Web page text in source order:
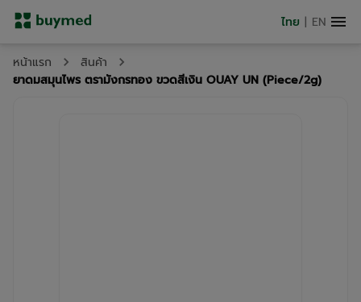
ไทย | EN
หน้าแรก
สินค้า
ยาดมสมุนไพร ตรามังกรทอง ขวดสีเงิน OUAY UN (Piece/2g)